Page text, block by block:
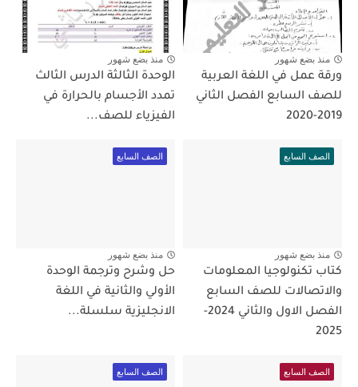
منذ بضع شهور
ورقة عمل في اللغة العربية
للصف السابع الفصل الثاني
2019-2020
منذ بضع شهور
الوحدة الثالثة الدرس الثالث
تمدد الأجسام بالحرارة في
الفيزياء للصف...
الصف السابع
منذ بضع شهور
كتاب تكنولوجيا المعلومات
والاتصالات للصف السابع
الفصل الاول والثاني 2024-
2025
الصف السابع
منذ بضع شهور
حل وشرح وترجمة الوحدة
الأولي والثانية في اللغة
الانجليزية سلسلة...
الصف السابع الصف السابع